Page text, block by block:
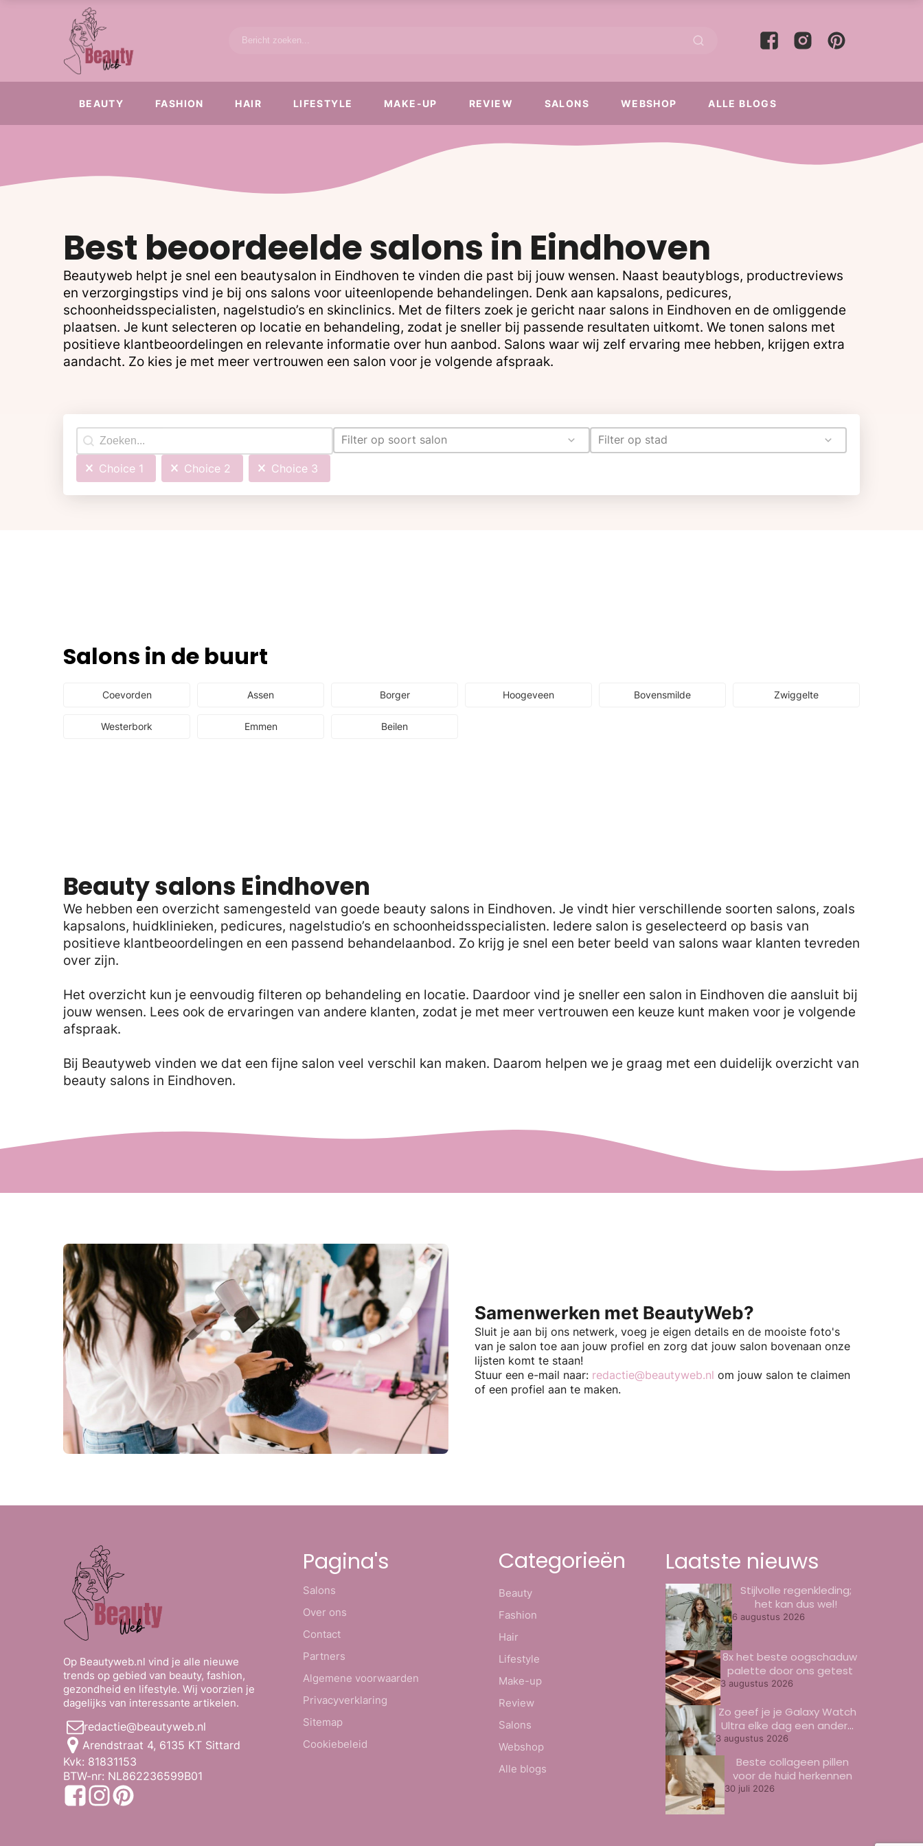
BEAUTY FASHION HAIR LIFESTYLE MAKE-UP REVIEW SALONS WEBSHOP ALLE BLOGS
Best beoordeelde salons in Eindhoven
Beautyweb helpt je snel een beautysalon in Eindhoven te vinden die past bij jouw wensen. Naast beautyblogs, productreviews
en verzorgingstips vind je bij ons salons voor uiteenlopende behandelingen. Denk aan kapsalons, pedicures,
schoonheidsspecialisten, nagelstudio’s en skinclinics. Met de filters zoek je gericht naar salons in Eindhoven en de omliggende
plaatsen. Je kunt selecteren op locatie en behandeling, zodat je sneller bij passende resultaten uitkomt. We tonen salons met
positieve klantbeoordelingen en relevante informatie over hun aanbod. Salons waar wij zelf ervaring mee hebben, krijgen extra
aandacht. Zo kies je met meer vertrouwen een salon voor je volgende afspraak.
Search content Filter op soort salon Filter op stad
Choice 1 Choice 2 Choice 3
Salons in de buurt
Coevorden Assen Borger Hoogeveen Bovensmilde Zwiggelte
Westerbork Emmen Beilen
Beauty salons Eindhoven
We hebben een overzicht samengesteld van goede beauty salons in Eindhoven. Je vindt hier verschillende soorten salons, zoals
kapsalons, huidklinieken, pedicures, nagelstudio’s en schoonheidsspecialisten. Iedere salon is geselecteerd op basis van
positieve klantbeoordelingen en een passend behandelaanbod. Zo krijg je snel een beter beeld van salons waar klanten tevreden
over zijn.
Het overzicht kun je eenvoudig filteren op behandeling en locatie. Daardoor vind je sneller een salon in Eindhoven die aansluit bij
jouw wensen. Lees ook de ervaringen van andere klanten, zodat je met meer vertrouwen een keuze kunt maken voor je volgende
afspraak.
Bij Beautyweb vinden we dat een fijne salon veel verschil kan maken. Daarom helpen we je graag met een duidelijk overzicht van
beauty salons in Eindhoven.
Samenwerken met BeautyWeb?
Sluit je aan bij ons netwerk, voeg je eigen details en de mooiste foto's
van je salon toe aan jouw profiel en zorg dat jouw salon bovenaan onze
lijsten komt te staan!
Stuur een e-mail naar: redactie@beautyweb.nl om jouw salon te claimen
of een profiel aan te maken.
Op Beautyweb.nl vind je alle nieuwe
trends op gebied van beauty, fashion,
gezondheid en lifestyle. Wij voorzien je
dagelijks van interessante artikelen.
redactie@beautyweb.nl
Arendstraat 4, 6135 KT Sittard
Kvk: 81831153
BTW-nr: NL862236599B01
Pagina's
Salons
Over ons
Contact
Partners
Algemene voorwaarden
Privacyverklaring
Sitemap
Cookiebeleid
Categorieën
Beauty
Fashion
Hair
Lifestyle
Make-up
Review
Salons
Webshop
Alle blogs
Laatste nieuws
Stijlvolle regenkleding;
het kan dus wel!
6 augustus 2026
8x het beste oogschaduw
palette door ons getest
3 augustus 2026
Zo geef je je Galaxy Watch
Ultra elke dag een andere
look
3 augustus 2026
Beste collageen pillen
voor de huid herkennen
30 juli 2026